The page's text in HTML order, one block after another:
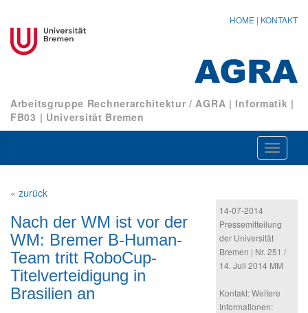
HOME | KONTAKT
Arbeitsgruppe Rechnerarchitektur / AGRA | Informatik |
FB03 | Universität Bremen
ein-/
« zurück
Nach der WM ist vor der
WM: Bremer B-Human-
Team tritt RoboCup-
Titelverteidigung in
Brasilien an
14-07-2014
Pressemitteilung
der Universität
Bremen | Nr. 251 /
14. Juli 2014 MM
Kontakt: Weitere
Informationen: